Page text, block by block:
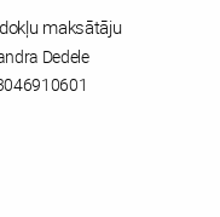
maksātāju
Dedele